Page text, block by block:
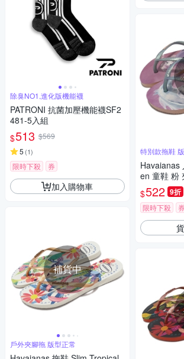
除臭NO1,進化版機能襪
PATRONI 抗菌加壓機能襪SF2
481-5入組
$513 $569
5 (1)
限時下殺 券
加入購物車
補貨中
戶外夾腳拖 版型正常
特別款拖鞋
Havaianas
en 童鞋 粉
na Elsa 公
076K
$522 9折
限時下殺 券